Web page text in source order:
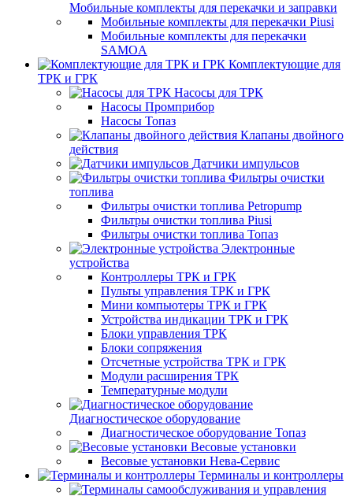
Мобильные комплекты для перекачки и заправки
Мобильные комплекты для перекачки Piusi
Мобильные комплекты для перекачки
SAMOA
Комплектующие для
ТРК и ГРК
Насосы для ТРК
Насосы Промприбор
Насосы Топаз
Клапаны двойного
действия
Датчики импульсов
Фильтры очистки
топлива
Фильтры очистки топлива Petropump
Фильтры очистки топлива Piusi
Фильтры очистки топлива Топаз
Электронные
устройства
Контроллеры ТРК и ГРК
Пульты управления ТРК и ГРК
Мини компьютеры ТРК и ГРК
Устройства индикации ТРК и ГРК
Блоки управления ТРК
Блоки сопряжения
Отсчетные устройства ТРК и ГРК
Модули расширения ТРК
Температурные модули
Диагностическое оборудование
Диагностическое оборудование Топаз
Весовые установки
Весовые установки Нева-Сервис
Терминалы и контроллеры